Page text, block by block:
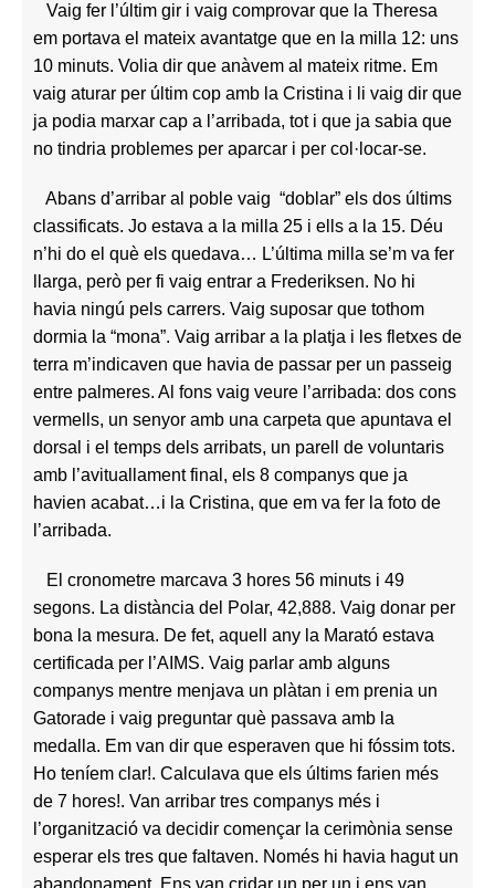
Vaig fer l’últim gir i vaig comprovar que la Theresa
em portava el mateix avantatge que en la milla 12: uns
10 minuts. Volia dir que anàvem al mateix ritme. Em
vaig aturar per últim cop amb la Cristina i li vaig dir que
ja podia marxar cap a l’arribada, tot i que ja sabia que
no tindria problemes per aparcar i per col·locar-se.
Abans d’arribar al poble vaig “doblar” els dos últims
classificats. Jo estava a la milla 25 i ells a la 15. Déu
n’hi do el què els quedava… L’última milla se’m va fer
llarga, però per fi vaig entrar a Frederiksen. No hi
havia ningú pels carrers. Vaig suposar que tothom
dormia la “mona”. Vaig arribar a la platja i les fletxes de
terra m’indicaven que havia de passar per un passeig
entre palmeres. Al fons vaig veure l’arribada: dos cons
vermells, un senyor amb una carpeta que apuntava el
dorsal i el temps dels arribats, un parell de voluntaris
amb l’avituallament final, els 8 companys que ja
havien acabat…i la Cristina, que em va fer la foto de
l’arribada.
El cronometre marcava 3 hores 56 minuts i 49
segons. La distància del Polar, 42,888. Vaig donar per
bona la mesura. De fet, aquell any la Marató estava
certificada per l’AIMS. Vaig parlar amb alguns
companys mentre menjava un plàtan i em prenia un
Gatorade i vaig preguntar què passava amb la
medalla. Em van dir que esperaven que hi fóssim tots.
Ho teníem clar!. Calculava que els últims farien més
de 7 hores!. Van arribar tres companys més i
l’organització va decidir començar la cerimònia sense
esperar els tres que faltaven. Només hi havia hagut un